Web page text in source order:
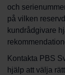
och
på vilken
kundrådgivare
Kontakta PBS
hjälp att välja